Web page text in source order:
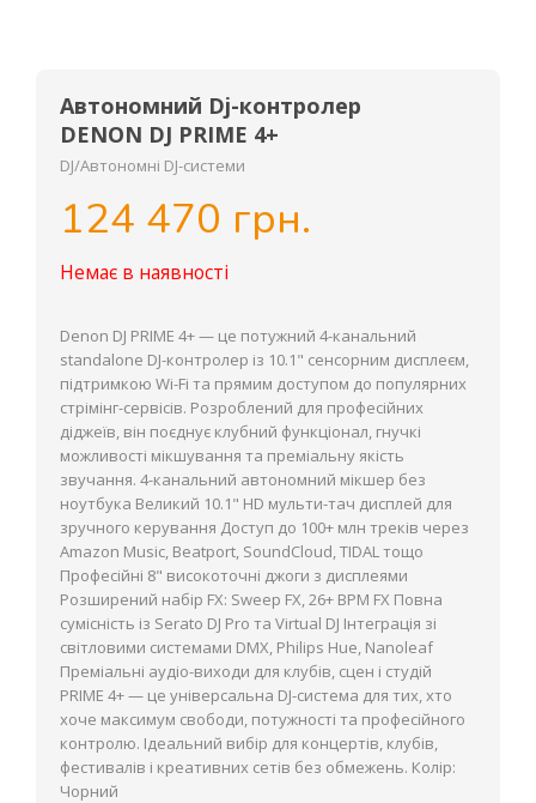
Автономний Dj-контролер
DENON DJ PRIME 4+
DJ/Автономні DJ-системи
124 470 грн.
Немає в наявності
Denon DJ PRIME 4+ — це потужний 4-канальний
standalone DJ-контролер із 10.1" сенсорним дисплеєм,
підтримкою Wi-Fi та прямим доступом до популярних
стрімінг-сервісів. Розроблений для професійних
діджеїв, він поєднує клубний функціонал, гнучкі
можливості мікшування та преміальну якість
звучання. 4-канальний автономний мікшер без
ноутбука Великий 10.1" HD мульти-тач дисплей для
зручного керування Доступ до 100+ млн треків через
Amazon Music, Beatport, SoundCloud, TIDAL тощо
Професійні 8" високоточні джоги з дисплеями
Розширений набір FX: Sweep FX, 26+ BPM FX Повна
сумісність із Serato DJ Pro та Virtual DJ Інтеграція зі
світловими системами DMX, Philips Hue, Nanoleaf
Преміальні аудіо-виходи для клубів, сцен і студій
PRIME 4+ — це універсальна DJ-система для тих, хто
хоче максимум свободи, потужності та професійного
контролю. Ідеальний вибір для концертів, клубів,
фестивалів і креативних сетів без обмежень. Колір:
Чорний